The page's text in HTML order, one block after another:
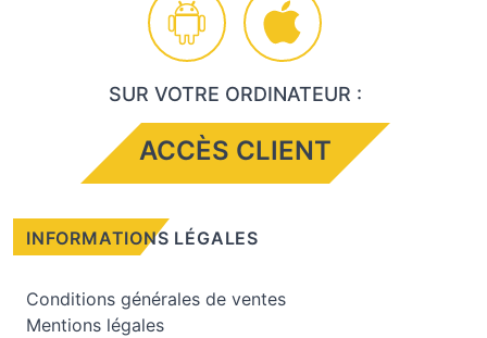
SUR VOTRE ORDINATEUR :
ACCÈS CLIENT
INFORMATIONS LÉGALES
Conditions générales de ventes
Mentions légales